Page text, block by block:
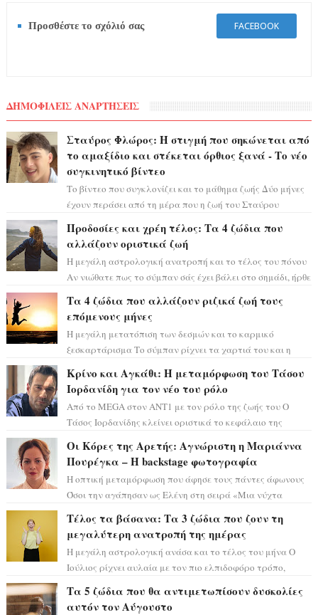
Προσθέστε το σχόλιό σας FACEBOOK
ΔΗΜΟΦΙΛΕΙΣ ΑΝΑΡΤΗΣΕΙΣ
Σταύρος Φλώρος: Η στιγμή που σηκώνεται από
το αμαξίδιο και στέκεται όρθιος ξανά - Το νέο
συγκινητικό βίντεο
Το βίντεο που συγκλονίζει και το μάθημα ζωής Δύο μήνες
έχουν περάσει από τη μέρα που η ζωή του Σταύρου
Προδοσίες και χρέη τέλος: Τα 4 ζώδια που
αλλάζουν οριστικά ζωή
Η μεγάλη αστρολογική ανατροπή και το τέλος του πόνου
Αν νιώθατε πως το σύμπαν σάς έχει βάλει στο σημάδι, ήρθε
Τα 4 ζώδια που αλλάζουν ριζικά ζωή τους
επόμενους μήνες
Η μεγάλη μετατόπιση των δεσμών και το καρμικό
ξεσκαρτάρισμα Το σύμπαν ρίχνει τα χαρτιά του και η
Κρίνο και Αγκάθι: Η μεταμόρφωση του Τάσου
Ιορδανίδη για τον νέο του ρόλο
Από το MEGA στον ΑΝΤ1 με τον ρόλο της ζωής του Ο
Τάσος Ιορδανίδης κλείνει οριστικά το κεφάλαιο της
Οι Κόρες της Αρετής: Αγνώριστη η Μαριάννα
Πουρέγκα – H backstage φωτογραφία
Η οπτική μεταμόρφωση που άφησε τους πάντες άφωνους
Όσοι την αγάπησαν ως Ελένη στη σειρά «Μια νύχτα
Τέλος τα βάσανα: Τα 3 ζώδια που ζουν τη
μεγαλύτερη ανατροπή της ημέρας
Η μεγάλη αστρολογική ανάσα και το τέλος του μήνα Ο
Ιούλιος ρίχνει αυλαία με τον πιο ελπιδοφόρο τρόπο,
Τα 5 ζώδια που θα αντιμετωπίσουν δυσκολίες
αυτόν τον Αύγουστο